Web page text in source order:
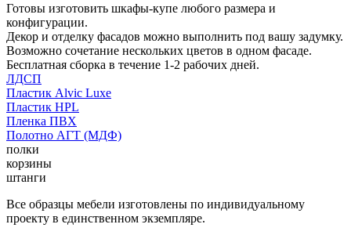
Готовы изготовить шкафы-купе любого размера и
конфигурации.
Декор и отделку фасадов можно выполнить под вашу задумку.
Возможно сочетание нескольких цветов в одном фасаде.
Бесплатная сборка в течение 1-2 рабочих дней.
ЛДСП
Пластик Alvic Luxe
Пластик HPL
Пленка ПВХ
Полотно АГТ (МДФ)
полки
корзины
штанги
Все образцы мебели изготовлены по индивидуальному
проекту в единственном экземпляре.